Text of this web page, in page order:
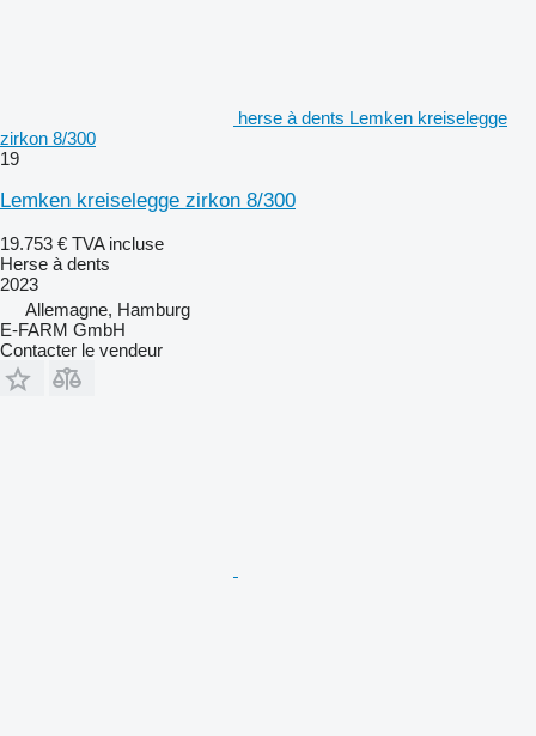
herse à dents Lemken kreiselegge
zirkon 8/300
19
Lemken kreiselegge zirkon 8/300
19.753 € TVA incluse
Herse à dents
2023
Allemagne, Hamburg
E-FARM GmbH
Contacter le vendeur